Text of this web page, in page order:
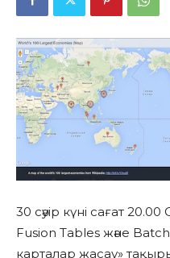
30 сәуір күні сағат
Fusion Tables және
карталар жасау»